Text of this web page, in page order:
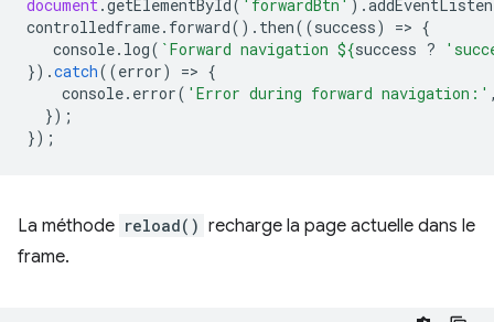
document.getElementById( 'forwardBtn' ).
controlledframe. forward(). then((success) => {
console. log( `Forward navigation ${success ?
}).catch((error) => {
console. error( 'Error during forward navigation:'
});
});
La méthode reload() recharge la page actuelle dans le
frame.